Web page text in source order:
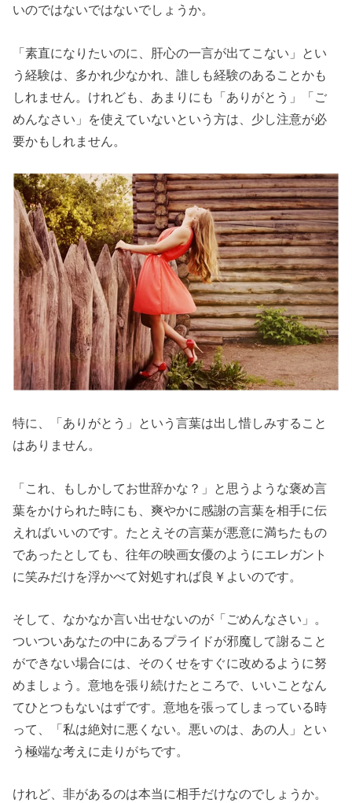
いのではないではないでしょうか。
「素直になりたいのに、肝心の一言が出てこない」とい
う経験は、多かれ少なかれ、誰しも経験のあることかも
しれません。けれども、あまりにも「ありがとう」「ご
めんなさい」を使えていないという方は、少し注意が必
要かもしれません。
特に、「ありがとう」という言葉は出し惜しみすること
はありません。
「これ、もしかしてお世辞かな？」と思うような褒め言
葉をかけられた時にも、爽やかに感謝の言葉を相手に伝
えればいいのです。たとえその言葉が悪意に満ちたもの
であったとしても、往年の映画女優のようにエレガント
に笑みだけを浮かべて対処すれば良￥よいのです。
そして、なかなか言い出せないのが「ごめんなさい」。
ついついあなたの中にあるプライドが邪魔して謝ること
ができない場合には、そのくせをすぐに改めるように努
めましょう。意地を張り続けたところで、いいことなん
てひとつもないはずです。意地を張ってしまっている時
って、「私は絶対に悪くない。悪いのは、あの人」とい
う極端な考えに走りがちです。
けれど、非があるのは本当に相手だけなのでしょうか。